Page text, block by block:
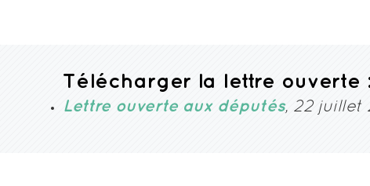
Télécharger la lettre ouverte
Lettre ouverte aux députés, 22 juillet